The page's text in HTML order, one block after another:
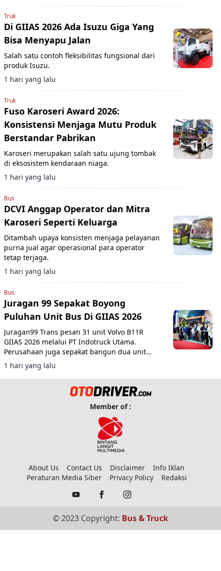
Truk
Di GIIAS 2026 Ada Isuzu Giga Yang
Bisa Menyapu Jalan
Salah satu contoh fleksibilitas fungsional dari
produk Isuzu.
1 hari yang lalu
Truk
Fuso Karoseri Award 2026:
Konsistensi Menjaga Mutu Produk
Berstandar Pabrikan
Karoseri merupakan salah satu ujung tombak
di eksosistem kendaraan niaga.
1 hari yang lalu
Bus
DCVI Anggap Operator dan Mitra
Karoseri Seperti Keluarga
Ditambah upaya konsisten menjaga pelayanan
purna jual agar operasional para operator
tetap terjaga.
1 hari yang lalu
Bus
Juragan 99 Sepakat Boyong
Puluhan Unit Bus Di GIIAS 2026
Juragan99 Trans pesan 31 unit Volvo B11R
GIIAS 2026 melalui PT Indotruck Utama.
Perusahaan juga sepakat bangun dua unit
double decker berbasis sasis Scania K450CB
untuk layanan AKAP premium.
1 hari yang lalu
Member of :
About Us Contact Us Disclaimer
Info Iklan
Peraturan Media Siber
Privacy Policy Redaksi
© 2023 Copyright: Bus & Truck